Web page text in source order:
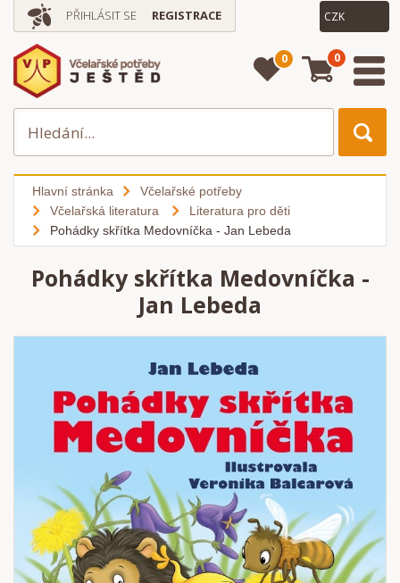
PŘIHLÁSIT SE REGISTRACE
0 0
Hlavní stránka
Včelařské potřeby
Včelařská literatura
Literatura pro děti
Pohádky skřítka Medovníčka - Jan Lebeda
Pohádky skřítka Medovníčka -
Jan Lebeda